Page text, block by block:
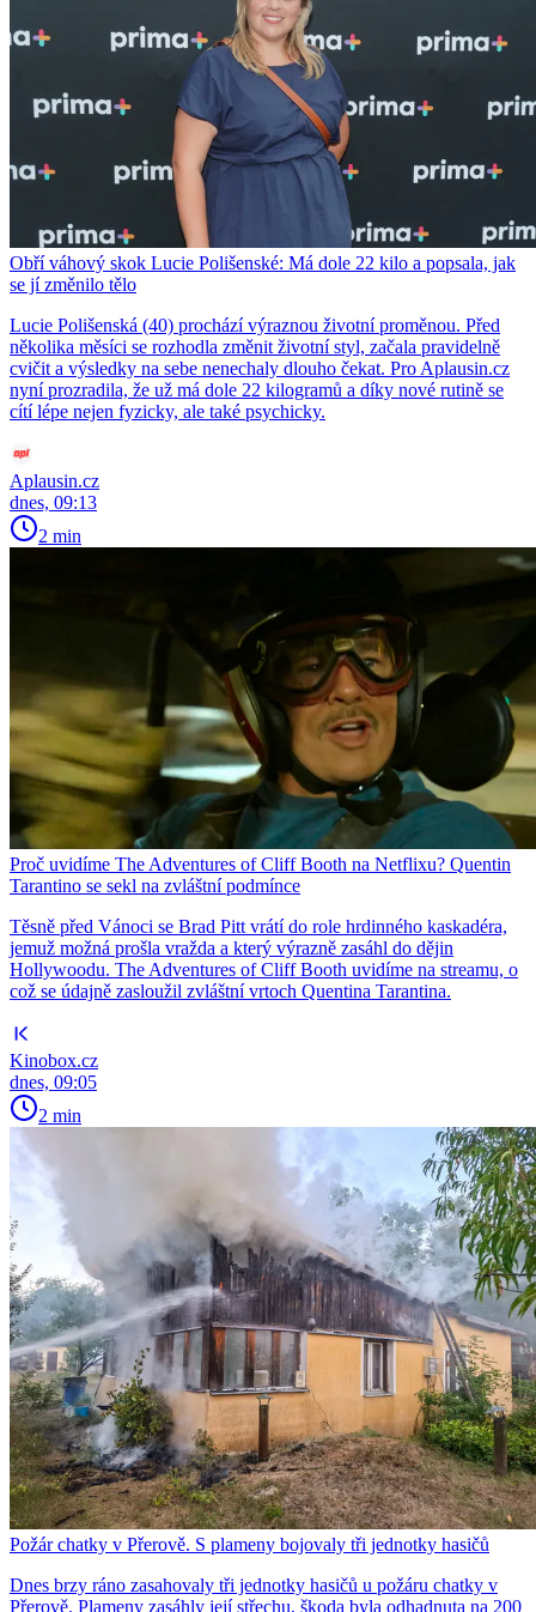
Obří váhový skok Lucie Polišenské: Má dole 22 kilo a popsala, jak
se jí změnilo tělo
Lucie Polišenská (40) prochází výraznou životní proměnou. Před
několika měsíci se rozhodla změnit životní styl, začala pravidelně
cvičit a výsledky na sebe nenechaly dlouho čekat. Pro Aplausin.cz
nyní prozradila, že už má dole 22 kilogramů a díky nové rutině se
cítí lépe nejen fyzicky, ale také psychicky.
Aplausin.cz
dnes, 09:13
2 min
Proč uvidíme The Adventures of Cliff Booth na Netflixu? Quentin
Tarantino se sekl na zvláštní podmínce
Těsně před Vánoci se Brad Pitt vrátí do role hrdinného kaskadéra,
jemuž možná prošla vražda a který výrazně zasáhl do dějin
Hollywoodu. The Adventures of Cliff Booth uvidíme na streamu, o
což se údajně zasloužil zvláštní vrtoch Quentina Tarantina.
Kinobox.cz
dnes, 09:05
2 min
Požár chatky v Přerově. S plameny bojovaly tři jednotky hasičů
Dnes brzy ráno zasahovaly tři jednotky hasičů u požáru chatky v
Přerově. Plameny zasáhly její střechu, škoda byla odhadnuta na 200